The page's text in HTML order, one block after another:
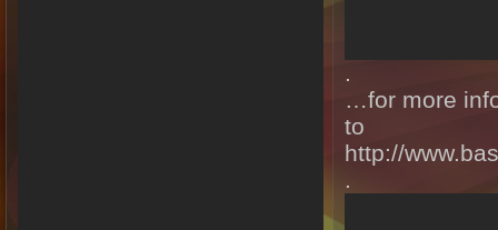
.
…for more
to
http://
.